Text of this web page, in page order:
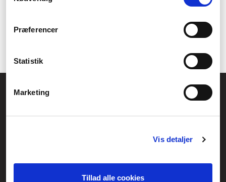
Præferencer
Statistik
Marketing
Vis detaljer
Tillad alle cookies
Allmänna frågor:
Skapa klagomål